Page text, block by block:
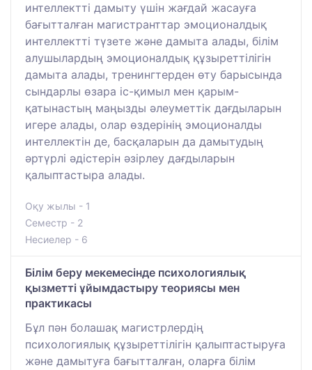
интеллектті дамыту үшін жағдай жасауға
бағытталған магистранттар эмоционалдық
интеллектті түзете және дамыта алады, білім
алушылардың эмоционалдық құзыреттілігін
дамыта алады, тренингтерден өту барысында
сындарлы өзара іс-қимыл мен қарым-
қатынастың маңызды әлеуметтік дағдыларын
игере алады, олар өздерінің эмоционалды
интеллектін де, басқаларын да дамытудың
әртүрлі әдістерін әзірлеу дағдыларын
қалыптастыра алады.
Оқу жылы - 1
Семестр - 2
Несиелер - 6
Білім беру мекемесінде психологиялық
қызметті ұйымдастыру теориясы мен
практикасы
Бұл пән болашақ магистрлердің
психологиялық құзыреттілігін қалыптастыруға
және дамытуға бағытталған, оларға білім